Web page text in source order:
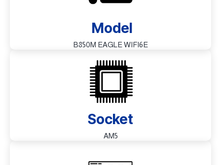
Model
B850M EAGLE WIFI6E
Socket
AM5